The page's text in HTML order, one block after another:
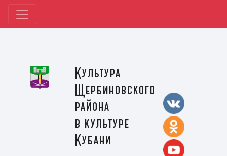
Культура
Щербиновского
района
в культуре
Кубани